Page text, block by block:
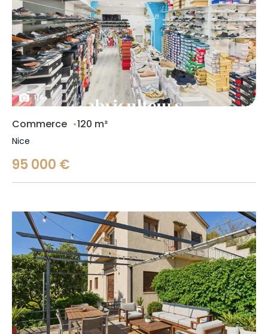
1/6
Commerce 120 m²
Nice
95 000 €